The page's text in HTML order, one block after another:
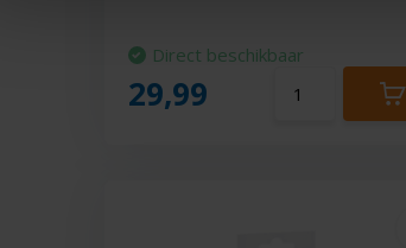
Direct beschikbaar
29,99